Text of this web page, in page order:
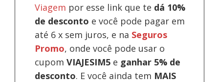
Viagem por esse link que te dá 10%
de desconto e você pode pagar em
até 6 x sem juros, e na Seguros
Promo, onde você pode usar o
cupomVIAJESIM5 e ganhar 5% de
desconto. E você ainda tem MAIS